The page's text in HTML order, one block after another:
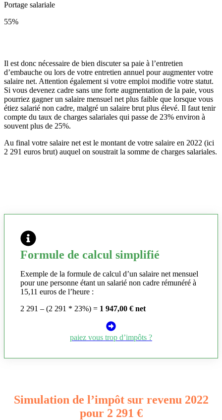
Portage salariale
55%
Il est donc nécessaire de bien discuter sa paie à l’entretien
d’embauche ou lors de votre entretien annuel pour augmenter votre
salaire net. Attention également si votre emploi modifie votre statut.
Si vous devenez cadre sans une forte augmentation de la paie, vous
pourriez gagner un salaire mensuel net plus faible que lorsque vous
étiez salarié non cadre, malgré un salaire brut plus élevé. Il faut tenir
compte du taux de charges salariales qui passe de 23% environ à
souvent plus de 25%.
Au final votre salaire net est le montant de votre salaire en 2022 (ici
2 291 euros brut) auquel on soustrait la somme de charges salariales.
Formule de calcul simplifié
Exemple de la formule de calcul d’un salaire net mensuel
pour une personne étant un salarié non cadre rémunéré à
15,11 euros de l’heure :
2 291 – (2 291 * 23%) = 1 947,00 € net
paiez vous trop d’impôts ?
Simulation de l’impôt sur revenu 2022
pour 2 291 €